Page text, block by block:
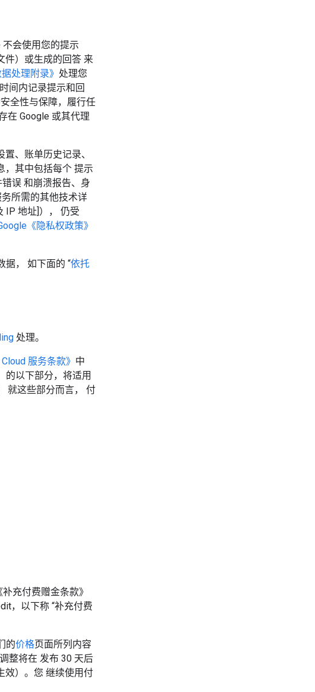
不会使用您的提示
件）或生成的回答 来
处理附录》 处理您
间内记录提示和回
全性与保障，履行任
在 Google 或其代理
、账单历史记录、
，其中包括每个 提示
误 和崩溃报告、身
所需的其他技术详
IP 地址]）， 仍受
《隐私权政策》
据， 如下面的 “依托
处理。
Cloud 服务条款》 中
的以下部分，将适用
就这些部分而言， 付
充付费赠金条款》
，以下称 “补充付费
的价格页面所列内容
整将在 发布 30 天后
效）。您 继续使用付